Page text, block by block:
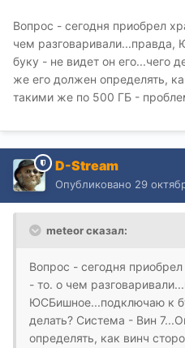
Вопрос - сегодня приобрел
чем
буку - не видет он его...чего
же его должен определять,
такими же по 500 ГБ -
D-Stream
Опубликовано 29
meteor сказал:
Вопрос - сегодня
- то. о чем
ЮСБишное...подключаю к
делать? Система - Вин
определять, как винч